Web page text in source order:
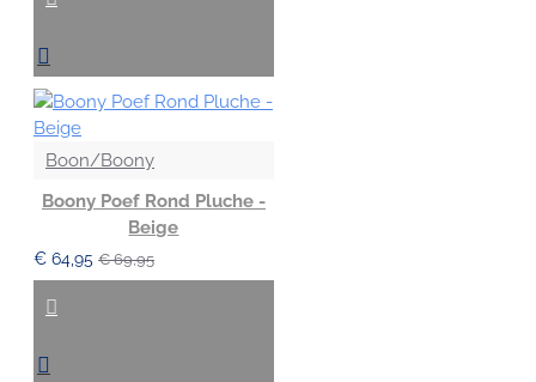
Boon/Boony
Boony Poef Rond Pluche -
Beige
€ 64,95 € 69,95